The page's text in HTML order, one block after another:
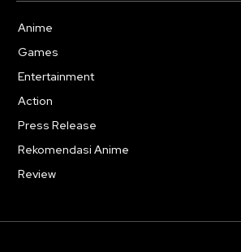
Anime
Games
Entertainment
Action
Press Release
Rekomendasi Anime
Review